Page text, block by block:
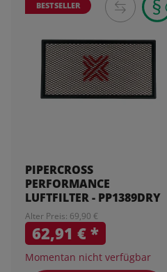
BESTSELLER
PIPERCROSS
PERFORMANCE
LUFTFILTER - PP1389DRY
Alter Preis: 69,90 €
62,91 €*
Momentan nicht verfügbar